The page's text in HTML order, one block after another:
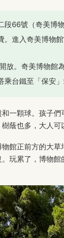
66號（奇美博物
。進入奇美博物
放。奇美博物館
乘台鐵至「保安
一顆球。孩子
蔭也多，大人可
館正前方的大
玩累了，博物